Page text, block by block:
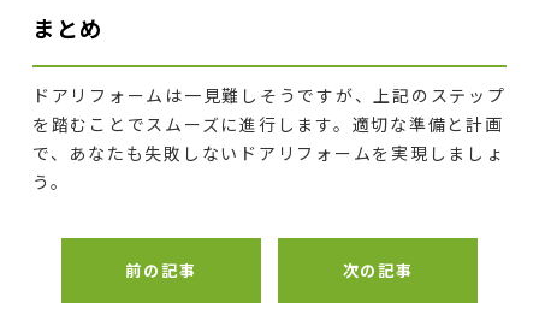
まとめ
ドアリフォームは一見難しそうですが、上記のステップ
を踏むことでスムーズに進行します。適切な準備と計画
で、あなたも失敗しないドアリフォームを実現しましょ
う。
前の記事 次の記事